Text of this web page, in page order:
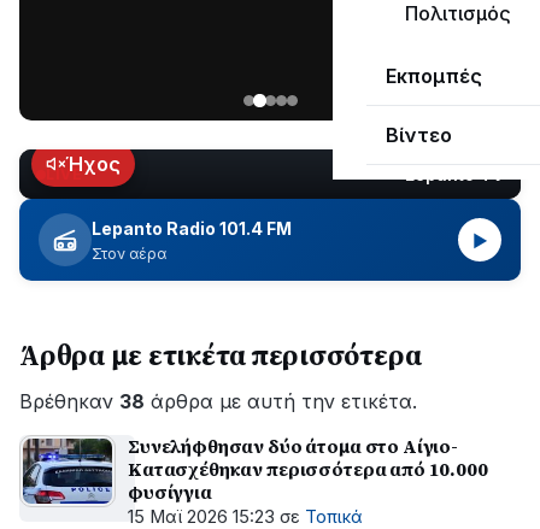
Πολιτισμός
Εκπομπές
Βίντεο
Ναυπάκτου
εδώ
και
περίπου
δύο
ώρες
εξέλιξη
οι
εργασίες
ΔΕΔΔΗΕ
για
την
LIVEΉχος
Lepanto Radio 101.4 FM
Στον αέρα
▶
Άρθρα με ετικέτα περισσότερα
Βρέθηκαν 38 άρθρα με αυτή την ετικέτα.
Συνελήφθησαν δύο άτομα στο Αίγιο-
Κατασχέθηκαν περισσότερα από 10.000
φυσίγγια
15 Μαϊ 2026 15:23 σε Τοπικά